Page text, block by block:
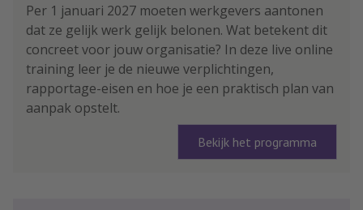
Per 1 januari 2027 moeten werkgevers aantonen
dat ze gelijk werk gelijk belonen. Wat betekent dit
concreet voor jouw organisatie? In deze live online
training leer je de nieuwe verplichtingen,
rapportage-eisen en hoe je een praktisch plan van
aanpak opstelt.
Bekijk het programma